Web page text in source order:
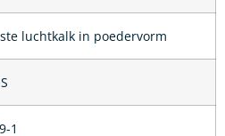
luchtkalk in poedervorm
1